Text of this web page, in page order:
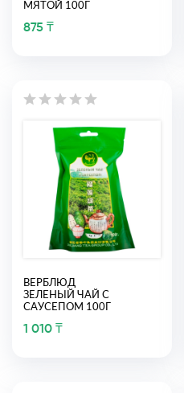
МЯТОЙ 100Г
875 ₸
ВЕРБЛЮД
ЗЕЛЕНЫЙ ЧАЙ С
САУСЕПОМ 100Г
1 010 ₸